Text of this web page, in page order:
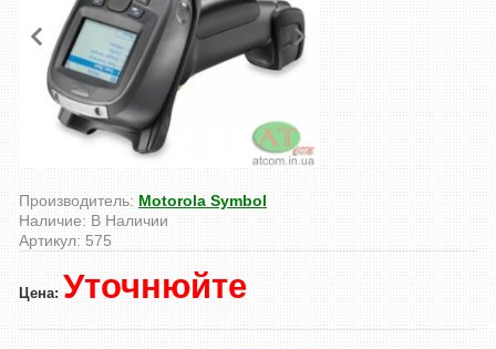
Производитель: Motorola Symbol
Наличие: В Наличии
Артикул: 575
Цена: Уточнюйте